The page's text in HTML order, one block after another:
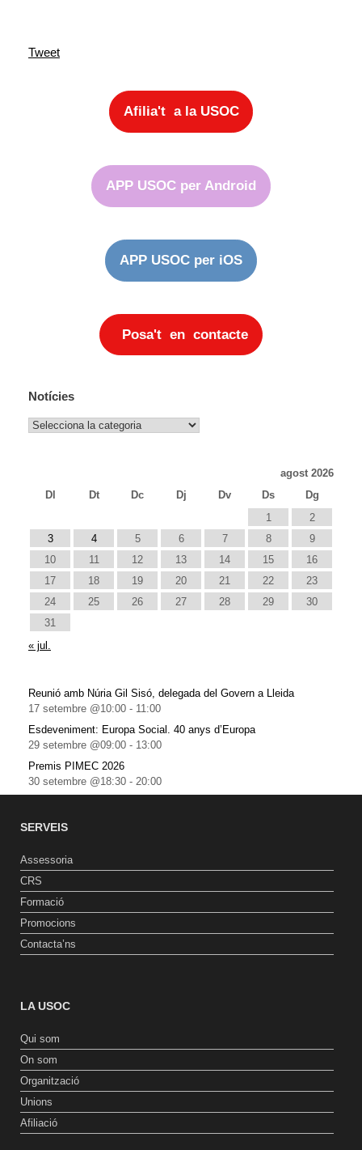
Tweet
Afilia't a la USOC
APP USOC per Android
APP USOC per iOS
Posa't en contacte
Notícies
Notícies
agost 2026
Dl
Dt Dc Dj Dv Ds
Dg
1
2
3
4 5 6 7 8
9
10
11 12 13 14 15
16
17
18 19 20 21 22
23
24
25 26 27 28 29
30
31
« jul.
Reunió amb Núria Gil Sisó, delegada del Govern a Lleida
17 setembre @10:00 - 11:00
Esdeveniment: Europa Social. 40 anys d’Europa
29 setembre @09:00 - 13:00
Premis PIMEC 2026
30 setembre @18:30 - 20:00
SERVEIS
Assessoria
CRS
Formació
Promocions
Contacta’ns
LA USOC
Qui som
On som
Organització
Unions
Afiliació